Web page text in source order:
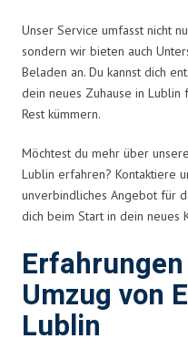
Unser Service umfasst nicht
sondern wir bieten auch
Beladen an. Du kannst dich
dein neues Zuhause in Lublin
Rest kümmern.
Möchtest du mehr über
Lublin erfahren? Kontaktiere
unverbindliches Angebot für
dich beim Start in dein neues
Umzug von
Lublin